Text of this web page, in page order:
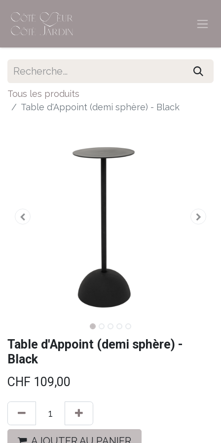
Tous les produits
Table d'Appoint (demi sphère) - Black
Table d'Appoint (demi sphère) -
Black
CHF 109,00